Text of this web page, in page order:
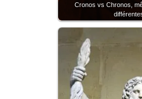
Cronos vs Chronos,